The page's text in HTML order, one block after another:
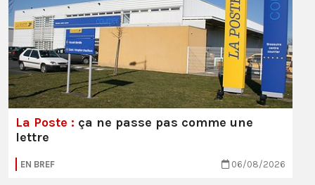
La Poste : ça ne passe pas comme une
lettre
EN BREF 06/08/2026